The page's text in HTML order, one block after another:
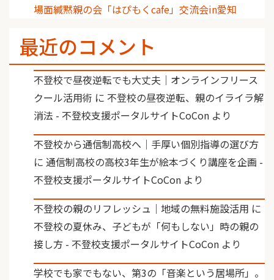
場面緘黙親の会「はぴもくcafe」交流会in愛知
最近のコメント
不登校で昼夜逆転でも大丈夫｜オンラインフリース
クール活用術 に 不登校の昼夜逆転、親のイライラ解
消法 - 不登校支援ポータルサイトCoCon より
不登校から通信制高校へ｜手厚い個別指導の選び方
に 通信制高校の高校3年生が絵本づくり講座を企画 -
不登校支援ポータルサイトCoCon より
不登校の親のリフレッシュ｜地域の無料施設活用 に
不登校の夏休み、子どもが「何もしない」時の親の
接し方 - 不登校支援ポータルサイトCoCon より
学校でも家でもない、第3の「音楽という居場所」。